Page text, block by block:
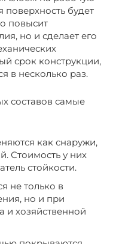
поверхность будет
повысит
но и сделает его
срок конструкции,
в несколько раз.
составов самые
как снаружи,
Стоимость у них
стойкости.
не только в
но и при
и хозяйственной